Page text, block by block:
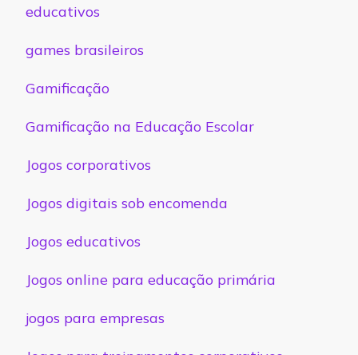
educativos
games brasileiros
Gamificação
Gamificação na Educação Escolar
Jogos corporativos
Jogos digitais sob encomenda
Jogos educativos
Jogos online para educação primária
jogos para empresas